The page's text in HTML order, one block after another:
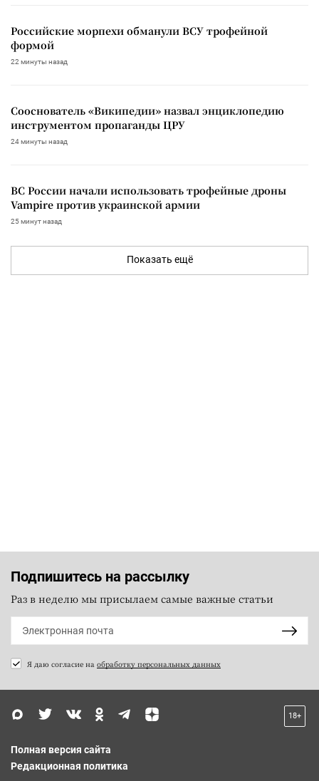
Российские морпехи обманули ВСУ трофейной
формой
22 минуты назад
Сооснователь «Википедии» назвал энциклопедию
инструментом пропаганды ЦРУ
24 минуты назад
ВС России начали использовать трофейные дроны
Vampire против украинской армии
25 минут назад
Показать ещё
Подпишитесь на рассылку
Раз в неделю мы присылаем самые важные статьи
Я даю согласие на обработку персональных данных
18+
Полная версия сайта
Редакционная политика